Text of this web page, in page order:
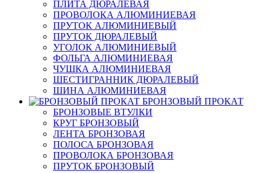
ПЛИТА ДЮРАЛЕВАЯ
ПРОВОЛОКА АЛЮМИНИЕВАЯ
ПРУТОК АЛЮМИНИЕВЫЙ
ПРУТОК ДЮРАЛЕВЫЙ
УГОЛОК АЛЮМИНИЕВЫЙ
ФОЛЬГА АЛЮМИНИЕВАЯ
ЧУШКА АЛЮМИНИЕВАЯ
ШЕСТИГРАННИК ДЮРАЛЕВЫЙ
ШИНА АЛЮМИНИЕВАЯ
БРОНЗОВЫЙ ПРОКАТ
БРОНЗОВЫЕ ВТУЛКИ
КРУГ БРОНЗОВЫЙ
ЛЕНТА БРОНЗОВАЯ
ПОЛОСА БРОНЗОВАЯ
ПРОВОЛОКА БРОНЗОВАЯ
ПРУТОК БРОНЗОВЫЙ